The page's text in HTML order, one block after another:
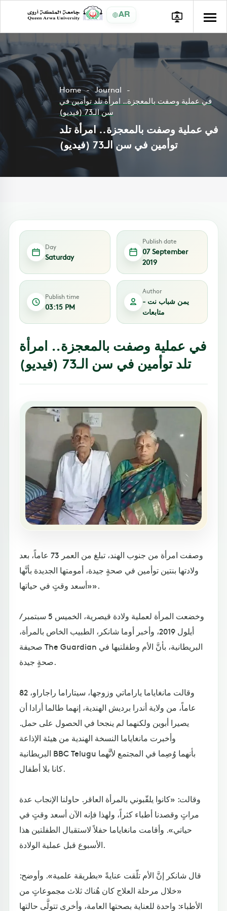
AR
Home
Journal
في عملية وصفت بالمعجزة.. امرأة تلد توأمين في
سن الـ73 (فيديو)
في عملية وصفت بالمعجزة.. امرأة تلد
توأمين في سن الـ73 (فيديو)
Day
Saturday
Publish date
07 September
2019
Publish time
03:15 PM
Author
يمن شباب نت -
متابعات
في عملية وصفت بالمعجزة.. امرأة
تلد توأمين في سن الـ73 (فيديو)
وصفت امرأة من جنوب الهند، تبلغ من العمر 73 عاماً، بعد
ولادتها بنتين توأمين في صحةٍ جيدة، أمومتها الجديدة بأنَّها
«أسعد وقتٍ في حياتها».
وخضعت المرأة لعملية ولادة قيصرية، الخميس 5 سبتمبر/
أيلول 2019، وأخبر أوما شانكر، الطبيب الخاص بالمرأة،
صحيفة The Guardian البريطانية، بأنَّ الأم وطفلتيها في
صحةٍ جيدة.
وقالت مانغاياما ياراماتي وزوجها، سيتاراما راجاراو، 82
عاماً، من ولاية أندرا برديش الهندية، إنهما طالما أرادا أن
يصيرا أبوين ولكنهما لم ينجحا في الحصول على حمل.
وأخبرت مانغاياما النسخة الهندية من هيئة الإذاعة
البريطانية BBC Telugu بأنهما وُصِما في المجتمع لأنَّهما
كانا بلا أطفال.
وقالت: «كانوا يلقّبوني بالمرأة العاقر. حاولنا الإنجاب عدة
مراتٍ وقصدنا أطباء كثراً، ولهذا فإنه الآن أسعد وقتٍ في
حياتي». وأقامت مانغاياما حفلاً لاستقبال الطفلتين هذا
الأسبوع قبل عملية الولادة.
قال شانكر إنَّ الأم تلّقت عنايةً «بطريقة علمية». وأوضح:
«خلال مرحلة العلاج كان هُناك ثلاث مجموعاتٍ من
الأطباء: واحدة للعناية بصحتها العامة، وأخرى تتولَّى حالتها